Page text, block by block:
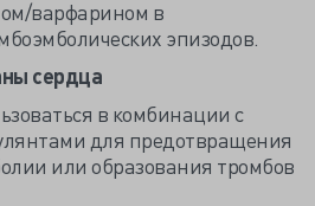
варфарином в
эпизодов.
сердца
в комбинации с
для предотвращения
или образования тромбов